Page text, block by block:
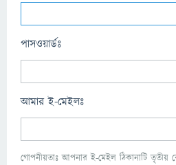
পাসওয়ার্ডঃ
আমার ই-মেইলঃ
গোপনীয়তাঃ আপনার ই-মেইল ঠিকানাটি তৃতীয়